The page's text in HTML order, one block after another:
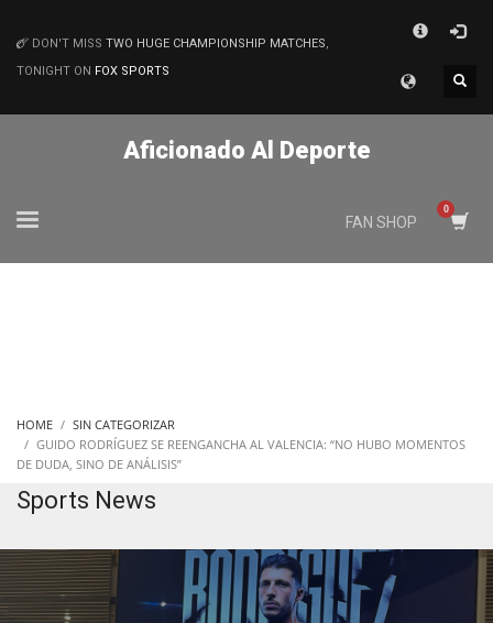
MATCHES
DON'T MISS TWO HUGE CHAMPIONSHIP MATCHES,
TONIGHT ON FOX SPORTS
Aficionado Al Deporte
FAN SHOP
HOME
SIN CATEGORIZAR
GUIDO RODRÍGUEZ SE REENGANCHA AL VALENCIA: “NO HUBO MOMENTOS
DE DUDA, SINO DE ANÁLISIS”
Sports News